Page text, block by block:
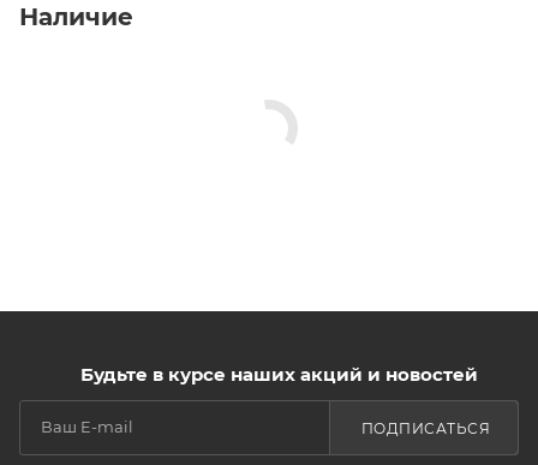
Наличие
Будьте в курсе наших акций и новостей
ПОДПИСАТЬСЯ